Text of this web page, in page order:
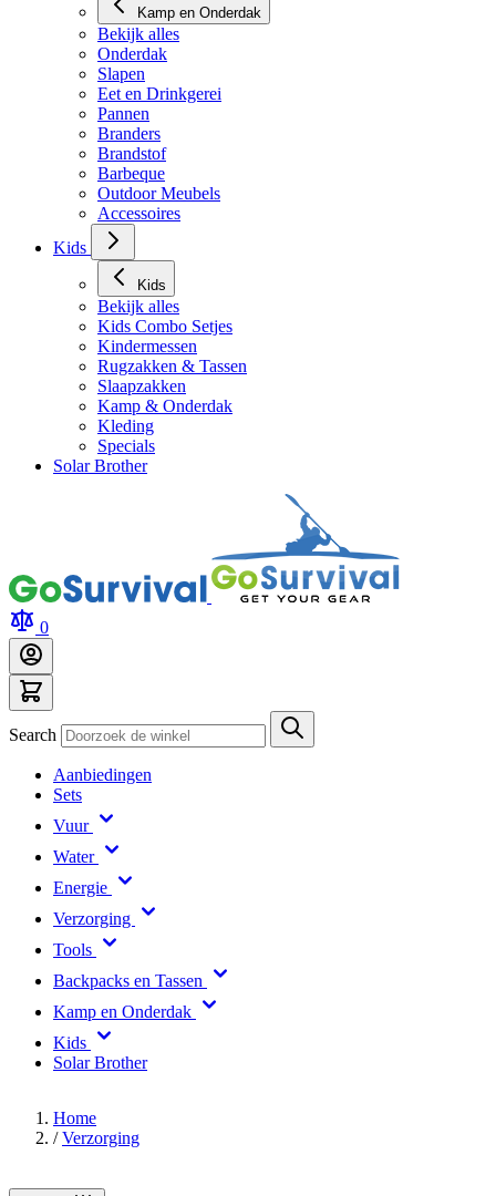
Kamp en Onderdak
Bekijk alles
Onderdak
Slapen
Eet en Drinkgerei
Pannen
Branders
Brandstof
Barbeque
Outdoor Meubels
Accessoires
Kids
Kids
Bekijk alles
Kids Combo Setjes
Kindermessen
Rugzakken & Tassen
Slaapzakken
Kamp & Onderdak
Kleding
Specials
Solar Brother
0
Search
Aanbiedingen
Sets
Vuur
Water
Energie
Verzorging
Tools
Backpacks en Tassen
Kamp en Onderdak
Kids
Solar Brother
Home
/ Verzorging